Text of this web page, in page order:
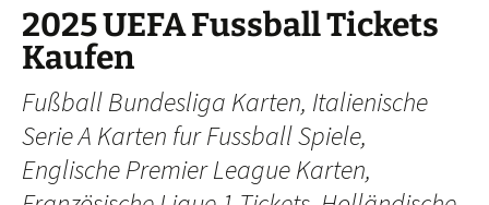
Skip
content
2025 UEFA Fussball Tickets
Kaufen
Fußball Bundesliga Karten, Italienische
Serie A Karten fur Fussball Spiele,
Englische Premier League Karten,